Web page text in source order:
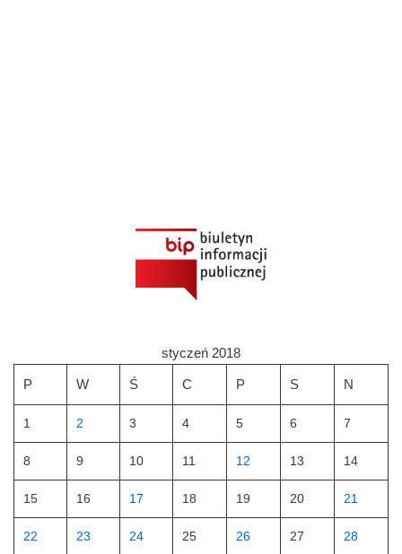
styczeń 2018
P W Ś C P S N
1 2 3 4 5 6 7
8 9 10 11 12 13 14
15 16 17 18 19 20 21
22 23 24 25 26 27 28